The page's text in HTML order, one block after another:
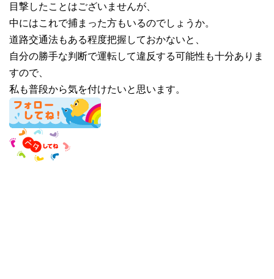
目撃したことはございませんが、
中にはこれで捕まった方もいるのでしょうか。
道路交通法もある程度把握しておかないと、
自分の勝手な判断で運転して違反する可能性も十分ありま
すので、
私も普段から気を付けたいと思います。